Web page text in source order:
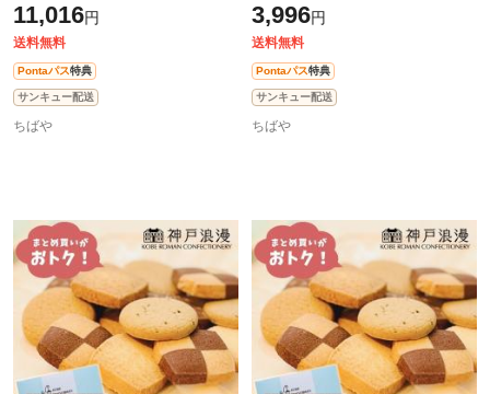
すすめ 帰省ギフト 誕生日 とろけ
る
11,016円
送料無料
Pontaパス特典
サンキュー配送
ちばや
プレゼント ギフト とろける スイ
ー
3,996円
送料無料
Pontaパス特典
サンキュー配送
ちばや